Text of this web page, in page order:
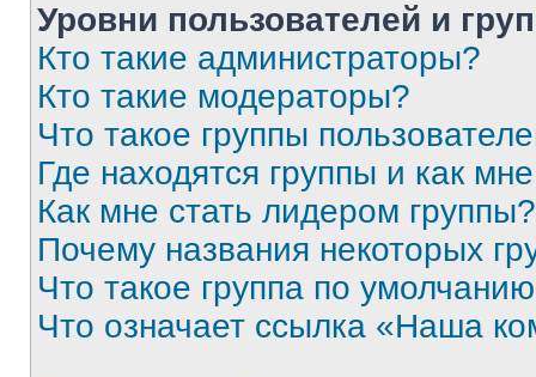
Уровни пользователей и
Кто такие администраторы?
Кто такие модераторы?
Что такое группы
Где находятся группы и как
Как мне стать лидером группы?
Почему названия некоторых
Что такое группа по
Что означает ссылка «Наша